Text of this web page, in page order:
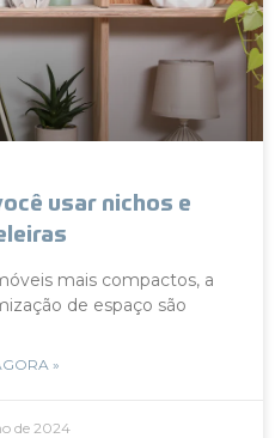
usar nichos e
mais compactos, a
de espaço são
»
de 2024